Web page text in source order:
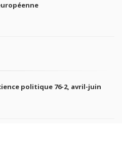
politique 76-2, avril-juin